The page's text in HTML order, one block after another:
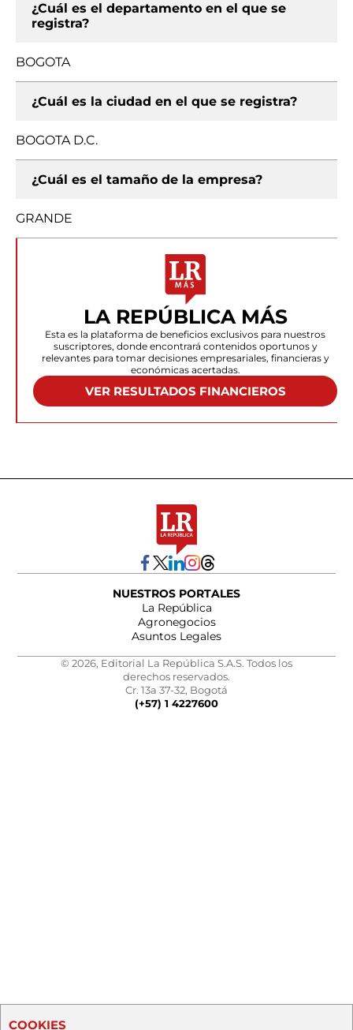
¿Cuál es el departamento en el que se
registra?
BOGOTA
¿Cuál es la ciudad en el que se registra?
BOGOTA D.C.
¿Cuál es el tamaño de la empresa?
GRANDE
LA REPÚBLICA MÁS
Esta es la plataforma de beneficios exclusivos para nuestros
suscriptores, donde encontrará contenidos oportunos y
relevantes para tomar decisiones empresariales, financieras y
económicas acertadas.
VER RESULTADOS FINANCIEROS
NUESTROS PORTALES
La República
Agronegocios
Asuntos Legales
© 2026, Editorial La República S.A.S. Todos los
derechos reservados.
Cr. 13a 37-32, Bogotá
(+57) 1 4227600
COOKIES